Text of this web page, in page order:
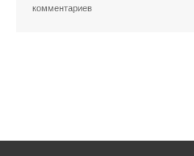
комментариев